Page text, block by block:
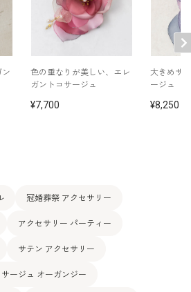
ン
色の重なりが美しい、エレ
ガントコサージュ
7,700
大きめサ
ージュ
8,250
冠婚葬祭 アクセサリー
アクセサリー パーティー
サテン アクセサリー
サージュ オーガンジー